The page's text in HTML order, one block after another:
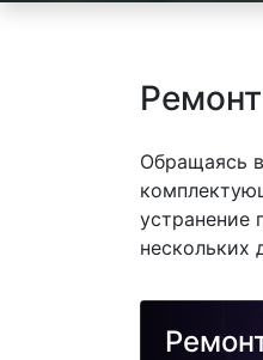
Обращаясь
устранение
нескольких